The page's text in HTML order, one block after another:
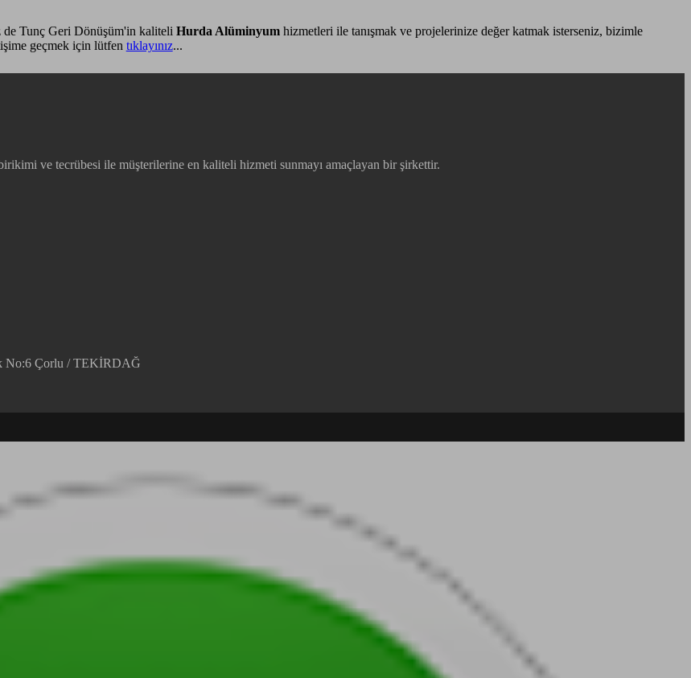
de Tunç Geri Dönüşüm'in kaliteli Hurda Alüminyum hizmetleri ile tanışmak ve projelerinize değer katmak isterseniz, bizimle
geçmek için lütfen tıklayınız...
ve tecrübesi ile müşterilerine en kaliteli hizmeti sunmayı amaçlayan bir şirkettir.
No:6 Çorlu / TEKİRDAĞ